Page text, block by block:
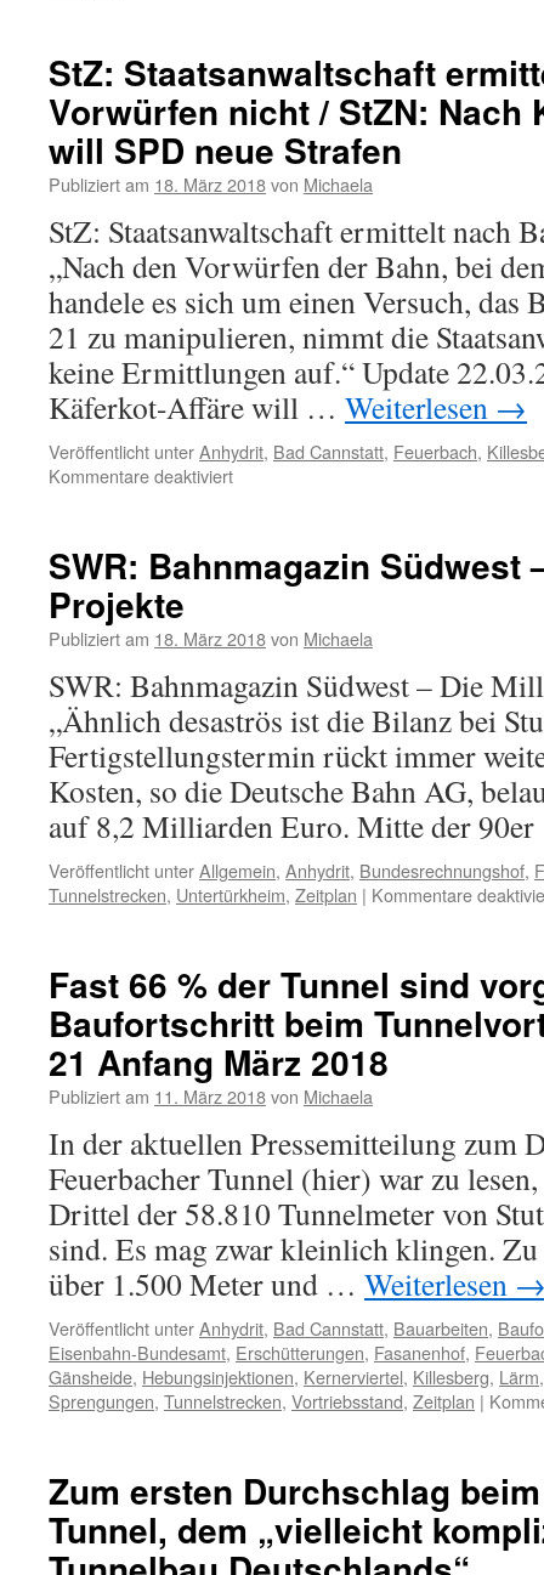
StZ: Staatsanwaltschaft
Vorwürfen nicht / StZN: Nach
will SPD neue Strafen
Publiziert am 18. März 2018von Michaela
StZ: Staatsanwaltschaft ermittelt nach
„Nach den Vorwürfen der Bahn, bei
handele es sich um einen Versuch, das
21 zu manipulieren, nimmt die
keine Ermittlungen auf.“ Update
Käferkot-Affäre will … Weiterlesen →
Veröffentlicht unterAnhydrit, Bad Cannstatt, Feuerbach,
Kommentare deaktiviert
SWR: Bahnmagazin Südwest
Projekte
Publiziert am 18. März 2018von Michaela
SWR: Bahnmagazin Südwest – Die
„Ähnlich desaströs ist die Bilanz bei
Fertigstellungstermin rückt immer
Kosten, so die Deutsche Bahn AG,
auf 8,2 Milliarden Euro. Mitte der
Veröffentlicht unterAllgemein, Anhydrit, Bundesrechnungshof,
Tunnelstrecken, Untertürkheim, Zeitplan | Kommentare
Fast 66 % der Tunnel sind
Baufortschritt beim
21 Anfang März 2018
Publiziert am 11. März 2018von Michaela
In der aktuellen Pressemitteilung zum
Feuerbacher Tunnel (hier) war zu
Drittel der 58.810 Tunnelmeter von
sind. Es mag zwar kleinlich klingen.
über 1.500 Meter und … Weiterlesen
Veröffentlicht unterAnhydrit, Bad Cannstatt, Bauarbeiten,
Eisenbahn-Bundesamt, Erschütterungen, Fasanenhof,
Gänsheide, Hebungsinjektionen, Kernerviertel, Killesberg, Lärm
Sprengungen, Tunnelstrecken, Vortriebsstand, Zeitplan |
Zum ersten Durchschlag
Tunnel, dem „vielleicht